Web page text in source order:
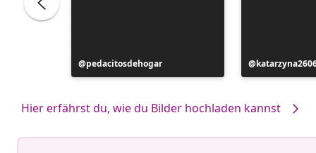
Beitrag
veröffentlicht
pedacitosdehogar
Beitrag
veröffentlicht
Hier erfährst du, wie du Bilder hochladen kannst